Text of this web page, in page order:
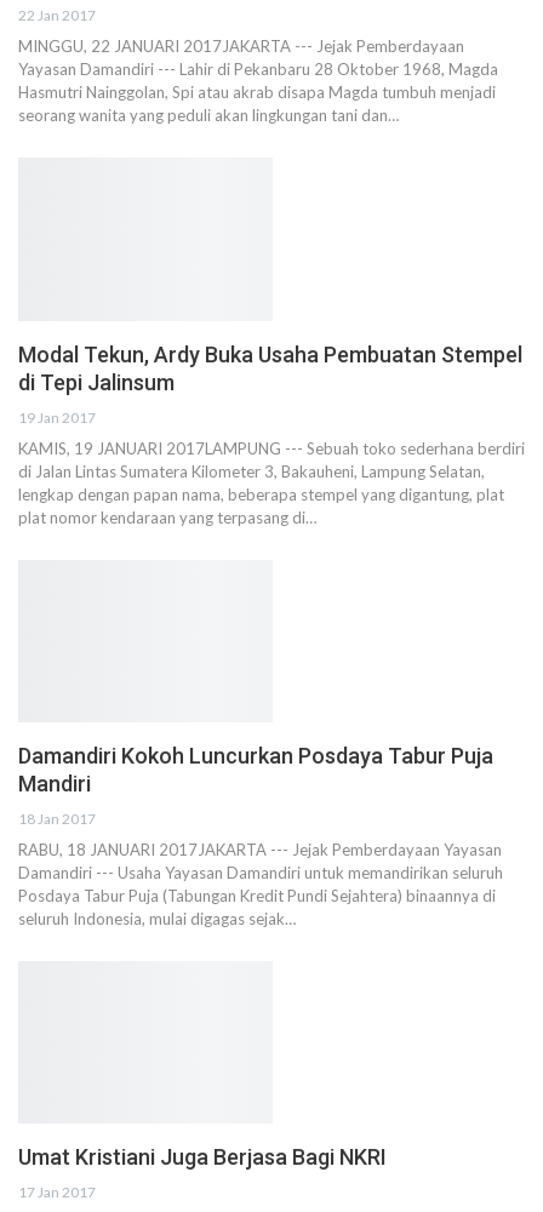
22 Jan 2017
MINGGU, 22 JANUARI 2017JAKARTA --- Jejak Pemberdayaan
Yayasan Damandiri --- Lahir di Pekanbaru 28 Oktober 1968, Magda
Hasmutri Nainggolan, Spi atau akrab disapa Magda tumbuh menjadi
seorang wanita yang peduli akan lingkungan tani dan…
Modal Tekun, Ardy Buka Usaha Pembuatan Stempel
di Tepi Jalinsum
19 Jan 2017
KAMIS, 19 JANUARI 2017LAMPUNG --- Sebuah toko sederhana berdiri
di Jalan Lintas Sumatera Kilometer 3, Bakauheni, Lampung Selatan,
lengkap dengan papan nama, beberapa stempel yang digantung, plat
plat nomor kendaraan yang terpasang di…
Damandiri Kokoh Luncurkan Posdaya Tabur Puja
Mandiri
18 Jan 2017
RABU, 18 JANUARI 2017JAKARTA --- Jejak Pemberdayaan Yayasan
Damandiri --- Usaha Yayasan Damandiri untuk memandirikan seluruh
Posdaya Tabur Puja (Tabungan Kredit Pundi Sejahtera) binaannya di
seluruh Indonesia, mulai digagas sejak…
Umat Kristiani Juga Berjasa Bagi NKRI
17 Jan 2017